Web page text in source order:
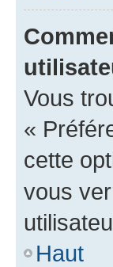
Vous
«
cette
vous
Haut